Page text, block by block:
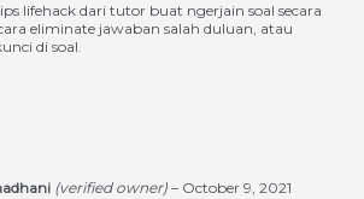
lifehack dari tutor buat ngerjain soal secara
eliminate jawaban salah duluan, atau
di soal.
(verified owner) – October 9, 2021